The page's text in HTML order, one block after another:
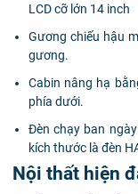
LCD cỡ lớn 14 inch
Gương chiếu hậu
gương.
Cabin nâng hạ
phía dưới.
Đèn chạy ban
kích thước là đèn
Nội thất hiện